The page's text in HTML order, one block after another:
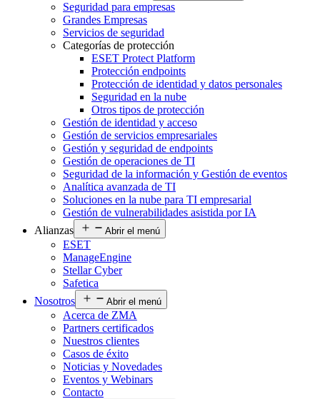
Seguridad para empresas
Grandes Empresas
Servicios de seguridad
Categorías de protección
ESET Protect Platform
Protección endpoints
Protección de identidad y datos personales
Seguridad en la nube
Otros tipos de protección
Gestión de identidad y acceso
Gestión de servicios empresariales
Gestión y seguridad de endpoints
Gestión de operaciones de TI
Seguridad de la información y Gestión de eventos
Analítica avanzada de TI
Soluciones en la nube para TI empresarial
Gestión de vulnerabilidades asistida por IA
Alianzas
Abrir el menú
ESET
ManageEngine
Stellar Cyber
Safetica
Nosotros
Abrir el menú
Acerca de ZMA
Partners certificados
Nuestros clientes
Casos de éxito
Noticias y Novedades
Eventos y Webinars
Contacto